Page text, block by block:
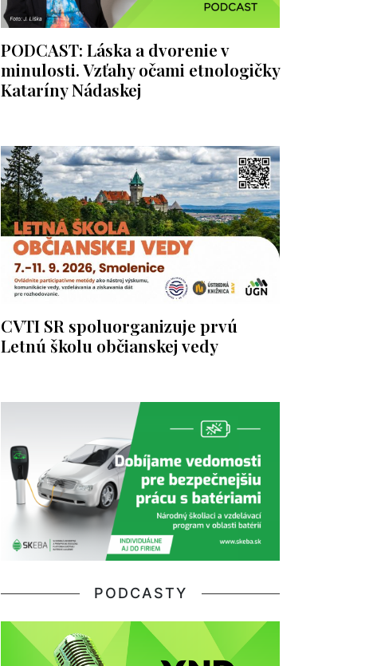
PODCAST: Láska a dvorenie v
minulosti. Vzťahy očami etnologičky
Kataríny Nádaskej
CVTI SR spoluorganizuje prvú
Letnú školu občianskej vedy
PODCASTY